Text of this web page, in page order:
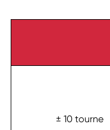
± 10 tourne